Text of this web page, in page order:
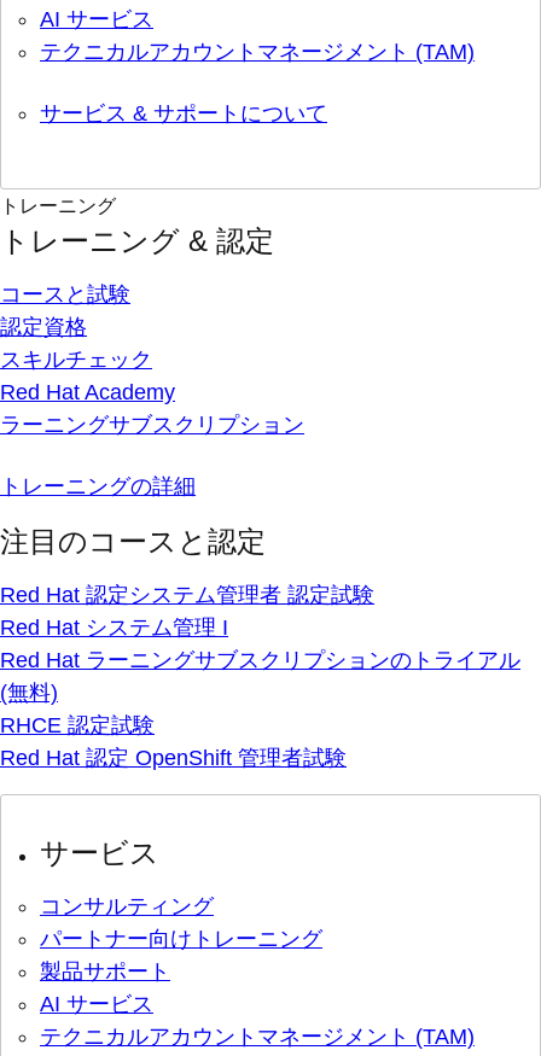
AI サービス
テクニカルアカウントマネージメント (TAM)
サービス & サポートについて
トレーニング
トレーニング & 認定
コースと試験
認定資格
スキルチェック
Red Hat Academy
ラーニングサブスクリプション
トレーニングの詳細
注目のコースと認定
Red Hat 認定システム管理者 認定試験
Red Hat システム管理 I
Red Hat ラーニングサブスクリプションのトライアル
(無料)
RHCE 認定試験
Red Hat 認定 OpenShift 管理者試験
サービス
コンサルティング
パートナー向けトレーニング
製品サポート
AI サービス
テクニカルアカウントマネージメント (TAM)